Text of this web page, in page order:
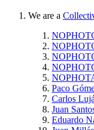
We are a
Paco
Carlos
Juan
Eduardo